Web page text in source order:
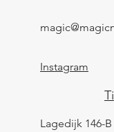
Instagram
Lagedijk 146-B